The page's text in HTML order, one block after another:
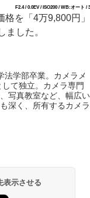
F2.4 / 0.0EV / ISO200 / WB:オート /
を「4万9,800円」
ました。
法学部卒業。カメラメ
て独立。カメラ専門
写真教室など、幅広い
深く、所有するカメラ
表示させる